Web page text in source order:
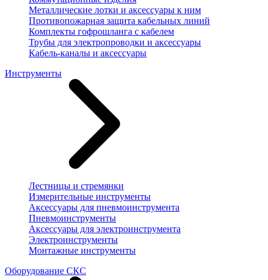
Металлические лотки и аксессуары к ним
Противопожарная защита кабельных линий
Комплекты гофрошланга с кабелем
Трубы для электропроводки и аксессуары
Кабель-каналы и аксессуары
Инструменты
Лестницы и стремянки
Измерительные инструменты
Аксессуары для пневмоинструмента
Пневмоинструменты
Аксессуары для электроинструмента
Электроинструменты
Монтажные инструменты
Оборудование СКС